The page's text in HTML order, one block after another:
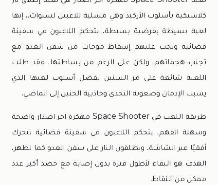
كلاسيكية بأسلوب الأركيد وهي مسلية للاعبين لسنوات.، إنها
لعبة بسيطة بفرضية بسيطة، يتحكم اللاعبون في سفينة
فضائية ويجب عليهم إسقاط موجات من سفن العدو مع
تجنب هجماتهم، ولكن على الرغم من بساطتها، فقد ظلت
اللعبة شائعة على مر السنين بفضل أسلوب لعبها الذي
يسبب الإدمان وصعوبة التحدي وجاذبية الحنين إلى الماضي.
طريقة اللعب في Space Shooter مهكرة اخر اصدار واضحة
وسهلة الفهم، يتحكم اللاعبون في سفينة فضائية تتحرك
أفقيًا عبر الشاشة، ويطلقون النار على سفن العدو كما تظهر،
الهدف هو البقاء لأطول فترة بدون إصابة مع حصد أكبر عدد
ممكن من النقاط.